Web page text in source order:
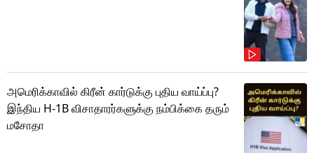
அமெரிக்காவில் கிரீன் கார்டுக்கு புதிய வாய்ப்பு?
இந்திய H-1B விசாதாரர்களுக்கு நம்பிக்கை தரும்
மசோதா